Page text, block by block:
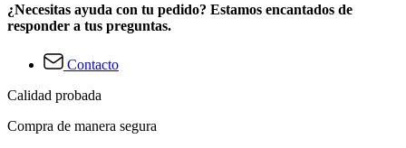
¿Necesitas ayuda con tu pedido? Estamos encantados de
responder a tus preguntas.
Contacto
Calidad probada
Compra de manera segura